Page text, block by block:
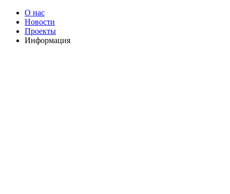
О нас
Новости
Проекты
Информация